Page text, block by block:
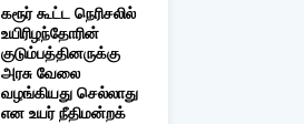
கரூர் கூட்ட நெரிசலில்
உயிரிழந்தோரின்
குடும்பத்தினருக்கு
அரசு வேலை
வழங்கியது செல்லாது
என உயர் நீதிமன்றக்